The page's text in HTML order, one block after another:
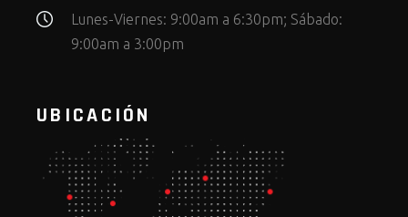
Lunes-Viernes: 9:00am a 6:30pm; Sábado:
9:00am a 3:00pm
UBICACIÓN